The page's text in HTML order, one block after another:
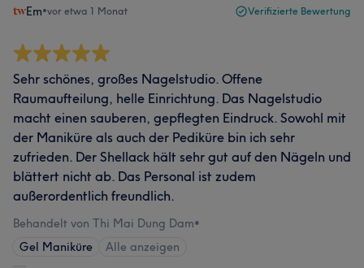
Em•vor etwa 1 Monat Verifizierte Bewertung
Sehr schönes, großes Nagelstudio. Offene
Raumaufteilung, helle Einrichtung. Das Nagelstudio
macht einen sauberen, gepflegten Eindruck. Sowohl mit
der Maniküre als auch der Pediküre bin ich sehr
zufrieden. Der Shellack hält sehr gut auf den Nägeln und
blättert nicht ab. Das Personal ist zudem
außerordentlich freundlich.
Behandelt von Thi Mai Dung Dam•
Gel Maniküre
Alle anzeigen